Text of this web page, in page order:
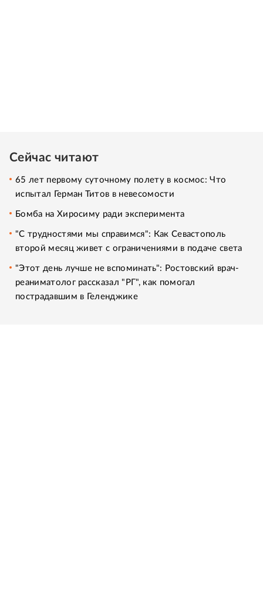
Сейчас читают
65 лет первому суточному полету в космос: Что
испытал Герман Титов в невесомости
Бомба на Хиросиму ради эксперимента
"С трудностями мы справимся": Как Севастополь
второй месяц живет с ограничениями в подаче света
"Этот день лучше не вспоминать": Ростовский врач-
реаниматолог рассказал "РГ", как помогал
пострадавшим в Геленджике